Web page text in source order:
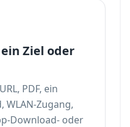
Ziel oder
PDF, ein
WLAN-Zugang,
Download- oder